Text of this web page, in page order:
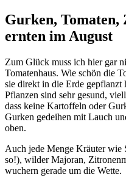
Gurken, Tomaten,
ernten im August
Zum Glück muss ich hier gar
Tomatenhaus. Wie schön die
sie direkt in die Erde
Pflanzen sind sehr gesund,
dass keine Kartoffeln oder
Gurken gedeihen mit Lauch
oben.
Auch jede Menge Kräuter
so!), wilder Majoran,
wuchern gerade um die Wette.